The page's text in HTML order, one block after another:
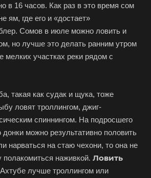
в 16 часов. Как раз в это время сом
ям, где его и «достает»
Сомов в июле можно ловить и
но лучше это делать ранним утром
мелких участках реки рядом с
такая как судак и щука, тоже
ловят троллингом, джиг-
спиннингом. На подросшего
можно результативно половить
нарваться на стаю чехони, то она не
полакомиться наживкой. Ловить
лучше троллингом или